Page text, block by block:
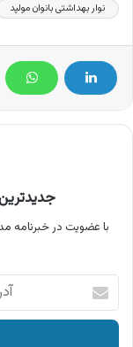
نوار بهداشتی بانوان مولپد
با عضویت در خبرنامه
آدرس
ایمیل
خود